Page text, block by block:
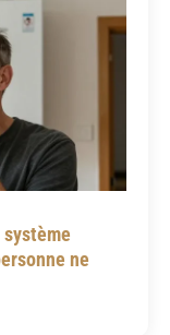
ne